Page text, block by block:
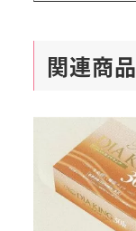
関連商品